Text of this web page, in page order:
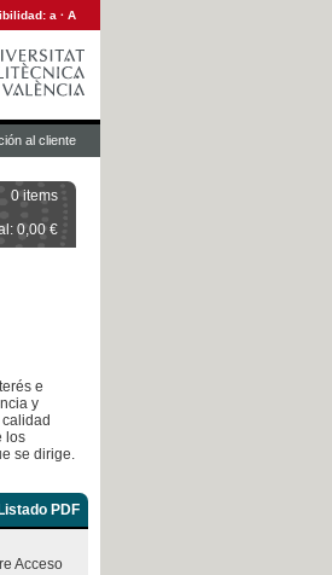
a · A
al cliente
0 items
0,00 €
e
y
los
se dirige.
Listado PDF
Acceso